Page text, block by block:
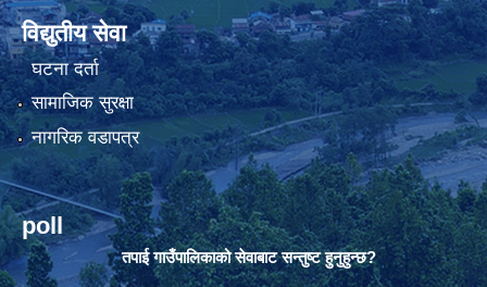
विद्युतीय सेवा
घटना दर्ता
सामाजिक सुरक्षा
नागरिक वडापत्र
poll
तपाई गाउँपालिकाको सेवाबाट सन्तुष्ट हुनुहुन्छ?